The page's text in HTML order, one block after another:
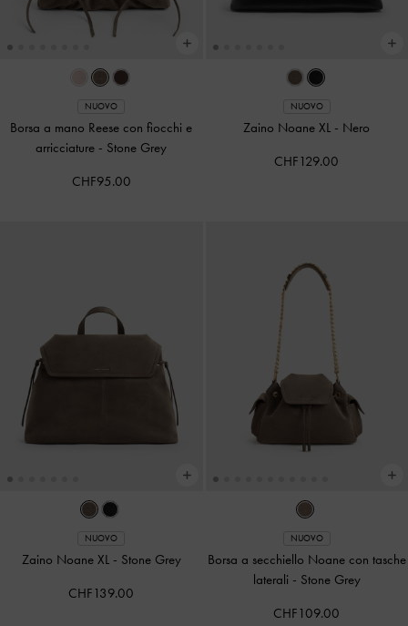
NUOVO
Borsa a mano Reese con fiocchi e
arricciature - Stone Grey
CHF95.00
NUOVO
Zaino Noane XL - Nero
CHF129.00
NUOVO
Zaino Noane XL - Stone Grey
CHF139.00
NUOVO
Borsa a secchiello Noane con tasche
laterali - Stone Grey
CHF109.00